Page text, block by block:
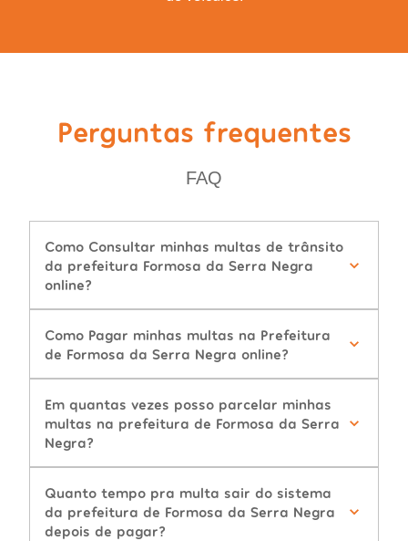
Perguntas frequentes
FAQ
Como Consultar minhas multas de trânsito
da prefeitura Formosa da Serra Negra
online?
Como Pagar minhas multas na Prefeitura
de Formosa da Serra Negra online?
Em quantas vezes posso parcelar minhas
multas na prefeitura de Formosa da Serra
Negra?
Quanto tempo pra multa sair do sistema
da prefeitura de Formosa da Serra Negra
depois de pagar?